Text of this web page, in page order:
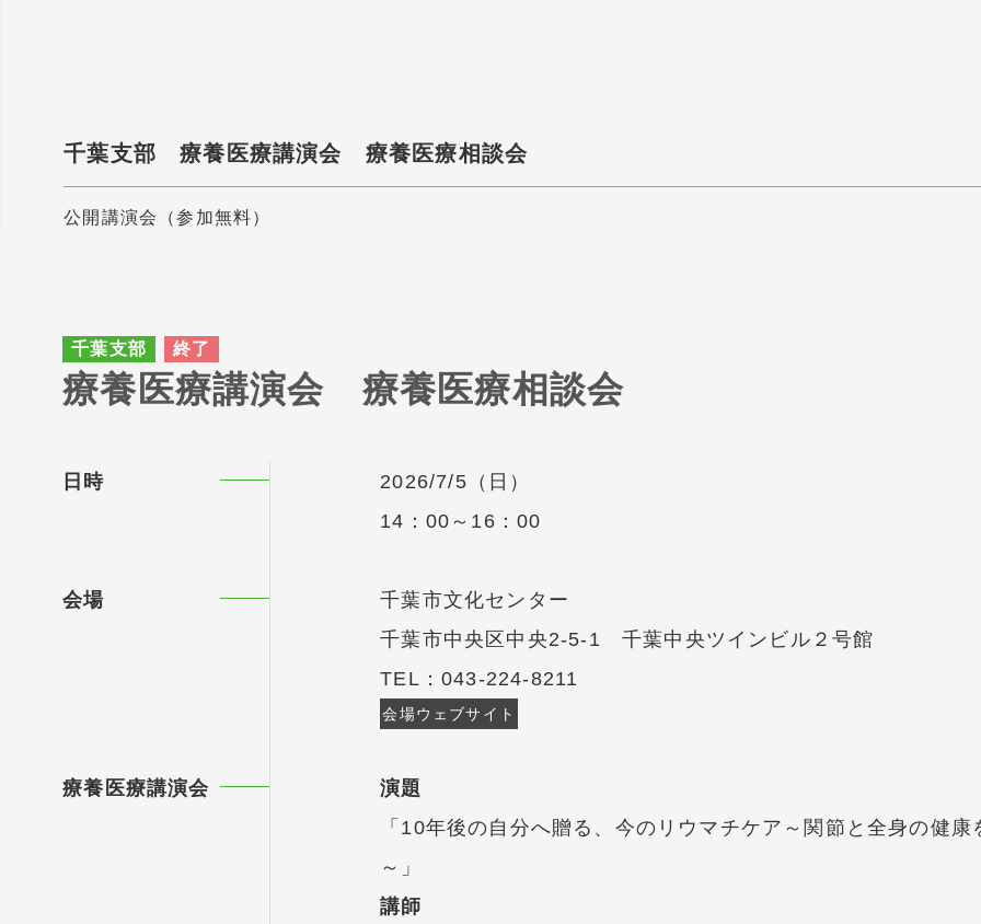
千葉支部 療養医療講演会 療養医療相談会
公開講演会（参加無料）
千葉支部 終了
療養医療講演会 療養医療相談会
日時
2026/7/5（日）
14：00～16：00
会場
千葉市文化センター
千葉市中央区中央2-5-1 千葉中央ツインビル２号館
TEL：043-224-8211
会場ウェブサイト
療養医療講演会
演題
「10年後の自分へ贈る、今のリウマチケア～関節と全身の健
～」
講師